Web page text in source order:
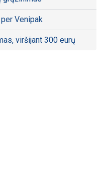
Venipak
viršijant 300 eurų